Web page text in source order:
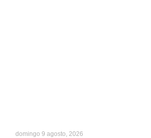
domingo 9 agosto, 2026